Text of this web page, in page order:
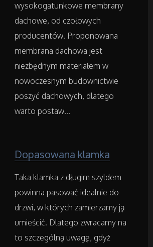
Noclegi
Hotele i Noclegi
Podróże
Wypoczynek
Dietetyka, Odchudzanie
Kosmetyki
Leczenie
Salony Kosmetyczne
wysokogatunkowe membrany
dachowe, od czołowych
producentów. Proponowana
membrana dachowa jest
niezbędnym materiałem w
nowoczesnym budownictwie
poszyć dachowych, dlatego
warto postaw...
Dopasowana klamka
Taka klamka z długim szyldem
powinna pasować idealnie do
drzwi, w których zamierzamy ją
umieścić. Dlatego zwracamy na
to szczególną uwagę, gdyż